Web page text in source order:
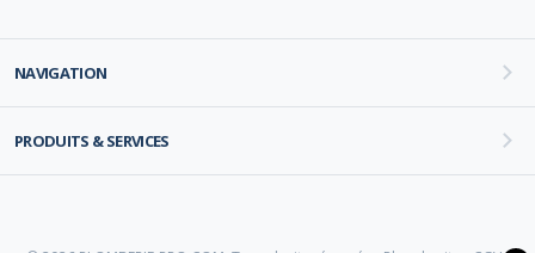
NAVIGATION
PRODUITS & SERVICES